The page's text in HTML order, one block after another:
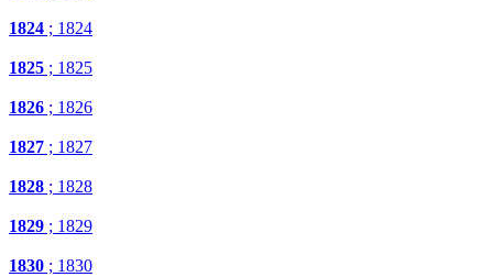
1824 ; 1824
1825 ; 1825
1826 ; 1826
1827 ; 1827
1828 ; 1828
1829 ; 1829
1830 ; 1830